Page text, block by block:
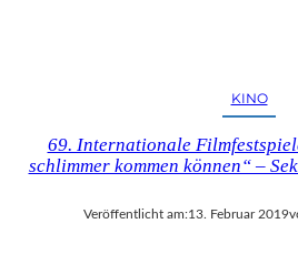
KINO
69. Internationale
schlimmer kommen können“ –
Veröffentlicht am:13. Februar 2019